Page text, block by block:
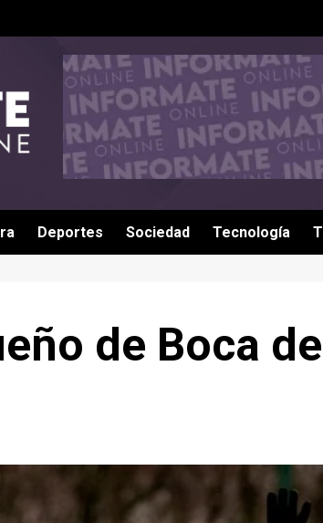
Deportes Sociedad Tecnología
de Boca